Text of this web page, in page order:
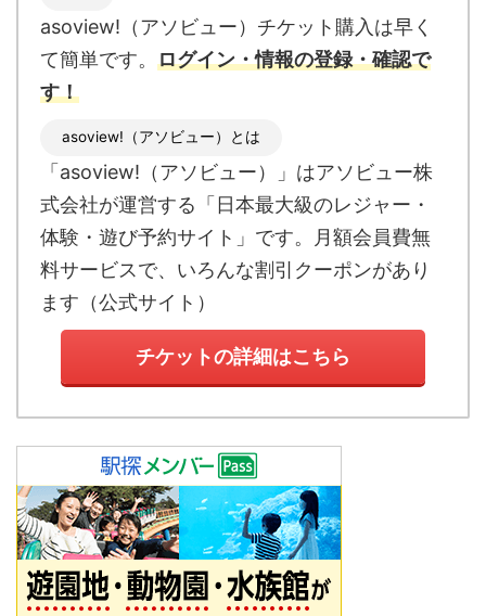
asoview!（アソビュー）チケット購入は早く
て簡単です。 ログイン・情報の登録・確認で
す！
asoview!（アソビュー） とは
「asoview!（アソビュー）」はアソビュー株
式会社が運営する「日本最大級のレジャー・
体験・遊び予約サイト」です。月額会員費無
料サービスで、いろんな割引クーポンがあり
ます （公式サイト ）
チケットの詳細はこちら